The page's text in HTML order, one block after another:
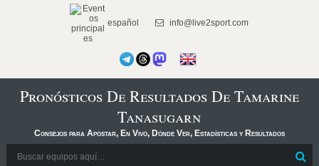
español info@live2sport.com
Pronósticos De Resultados De Tamarine
Tanasugarn
Consejos para Apostar, En Vivo, Dónde Ver, Estadísticas y Resultados